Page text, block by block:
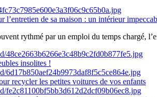
l’entretien de sa maison : un intérieur
rythmé par un emploi du temps chargé,
insolites !
recycler les petites voitures de vos enfants